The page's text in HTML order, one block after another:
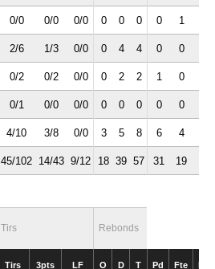
0/0 0/0 0/0 0 0 0 0 1
2/6 1/3 0/0 0 4 4 0 0
0/2 0/2 0/0 0 2 2 1 0
0/1 0/0 0/0 0 0 0 0 0
4/10 3/8 0/0 3 5 8 6 4
45/102 14/43 9/12 18 39 57 31 19
Tirs Rebonds
Tirs 3pts LF O D T Pd Fte